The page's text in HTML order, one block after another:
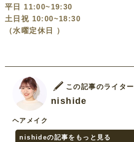
平日 11:00~19:30
土日祝 10:00~18:30
（水曜定休日 ）
この記事のライター
nishide
ヘアメイク
nishideの記事をもっと見る